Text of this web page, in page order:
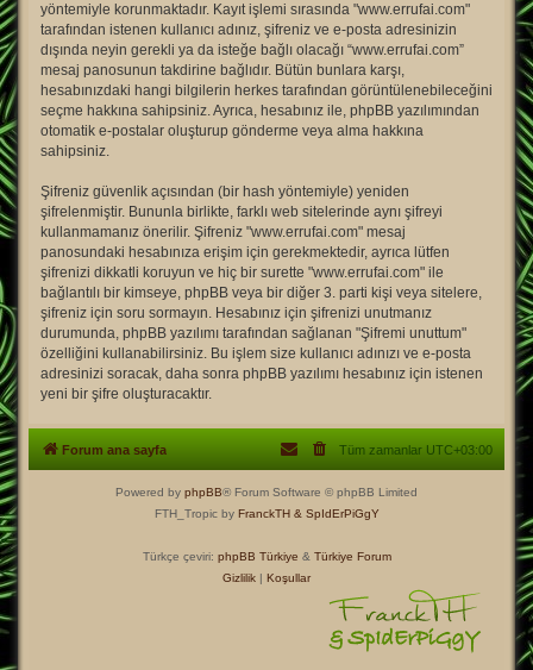
yöntemiyle korunmaktadır. Kayıt işlemi sırasında "www.errufai.com"
tarafından istenen kullanıcı adınız, şifreniz ve e-posta adresinizin
dışında neyin gerekli ya da isteğe bağlı olacağı “www.errufai.com”
mesaj panosunun takdirine bağlıdır. Bütün bunlara karşı,
hesabınızdaki hangi bilgilerin herkes tarafından görüntülenebileceğini
seçme hakkına sahipsiniz. Ayrıca, hesabınız ile, phpBB yazılımından
otomatik e-postalar oluşturup gönderme veya alma hakkına
sahipsiniz.
Şifreniz güvenlik açısından (bir hash yöntemiyle) yeniden
şifrelenmiştir. Bununla birlikte, farklı web sitelerinde aynı şifreyi
kullanmamanız önerilir. Şifreniz "www.errufai.com" mesaj
panosundaki hesabınıza erişim için gerekmektedir, ayrıca lütfen
şifrenizi dikkatli koruyun ve hiç bir surette "www.errufai.com" ile
bağlantılı bir kimseye, phpBB veya bir diğer 3. parti kişi veya sitelere,
şifreniz için soru sormayın. Hesabınız için şifrenizi unutmanız
durumunda, phpBB yazılımı tarafından sağlanan "Şifremi unuttum"
özelliğini kullanabilirsiniz. Bu işlem size kullanıcı adınızı ve e-posta
adresinizi soracak, daha sonra phpBB yazılımı hesabınız için istenen
yeni bir şifre oluşturacaktır.
Forum ana sayfa Tüm zamanlar UTC+03:00
Powered by phpBB® Forum Software © phpBB Limited
FTH_Tropic by FranckTH & SpIdErPiGgY
Türkçe çeviri: phpBB Türkiye & Türkiye Forum
Gizlilik | Koşullar